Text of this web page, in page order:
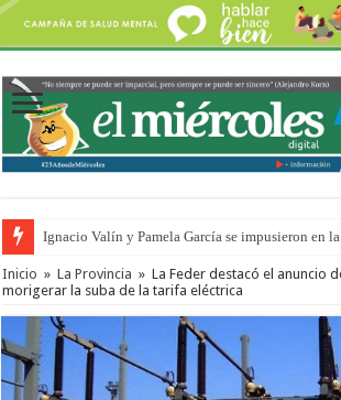
Ignacio Valín y Pamela García se impusieron en
Traigo el litoral en mi canción: 100 años de
Inicio » La Provincia » La Feder destacó el anuncio
morigerar la suba de la tarifa eléctrica